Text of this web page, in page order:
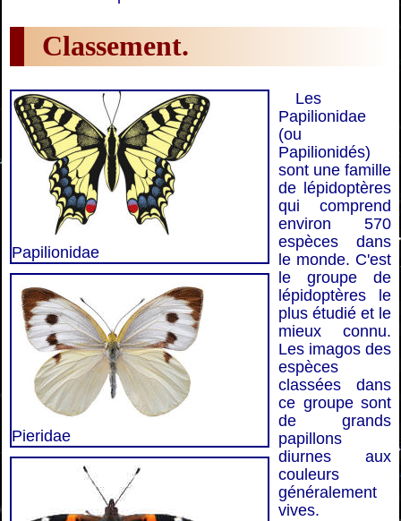
Classement.
Papilionidae
Pieridae
Les
Papilionidae
(ou
Papilionidés)
sont une famille
de lépidoptères
qui comprend
environ 570
espèces dans
le monde. C'est
le groupe de
lépidoptères le
plus étudié et le
mieux connu.
Les imagos des
espèces
classées dans
ce groupe sont
de grands
papillons
diurnes aux
couleurs
généralement
vives.